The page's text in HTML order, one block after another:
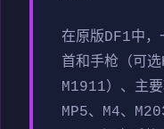
在原版DF1中
首和手枪（可
M1911）、主
MP5、M4、